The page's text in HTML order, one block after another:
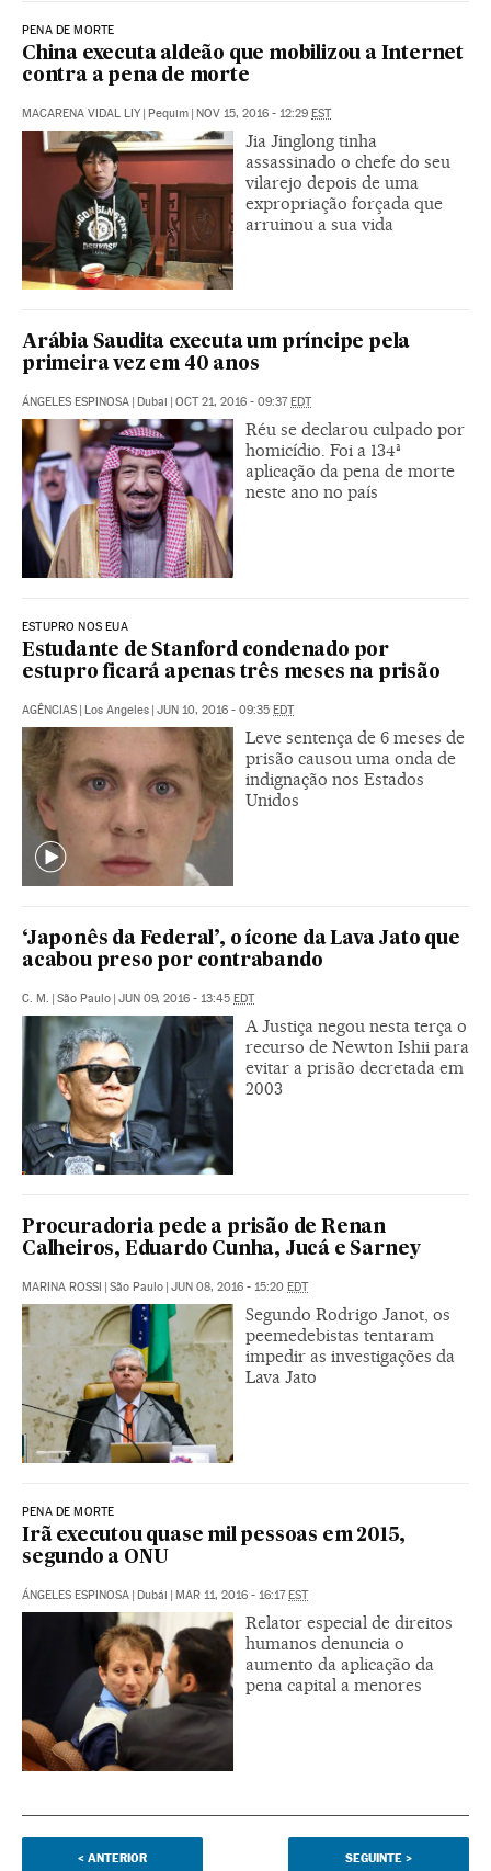
PENA DE MORTE
China executa aldeão que mobilizou a Internet
contra a pena de morte
MACARENA VIDAL LIY Pequim NOV 15, 2016 - 12:29 EST
Jia Jinglong tinha
assassinado o chefe do seu
vilarejo depois de uma
expropriação forçada que
arruinou a sua vida
Arábia Saudita executa um príncipe pela
primeira vez em 40 anos
ÁNGELES ESPINOSA Dubai OCT 21, 2016 - 09:37 EDT
Réu se declarou culpado por
homicídio. Foi a 134ª
aplicação da pena de morte
neste ano no país
ESTUPRO NOS EUA
Estudante de Stanford condenado por
estupro ficará apenas três meses na prisão
AGÊNCIAS Los Angeles JUN 10, 2016 - 09:35 EDT
Leve sentença de 6 meses de
prisão causou uma onda de
indignação nos Estados
Unidos
‘Japonês da Federal’, o ícone da Lava Jato que
acabou preso por contrabando
C. M. São Paulo JUN 09, 2016 - 13:45 EDT
A Justiça negou nesta terça o
recurso de Newton Ishii para
evitar a prisão decretada em
2003
Procuradoria pede a prisão de Renan
Calheiros, Eduardo Cunha, Jucá e Sarney
MARINA ROSSI São Paulo JUN 08, 2016 - 15:20 EDT
Segundo Rodrigo Janot, os
peemedebistas tentaram
impedir as investigações da
Lava Jato
PENA DE MORTE
Irã executou quase mil pessoas em 2015,
segundo a ONU
ÁNGELES ESPINOSA Dubái MAR 11, 2016 - 16:17 EST
Relator especial de direitos
humanos denuncia o
aumento da aplicação da
pena capital a menores
< ANTERIOR SEGUINTE >